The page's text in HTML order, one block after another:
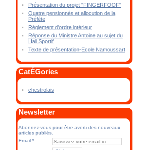
Présentation du projet "FINGERFOOF"
Quatre pensionnés et allocution de la
Préfète
Réglement d'ordre intérieur
Réponse du Ministre Antoine au sujet du
Hall Sportif
Texte de présentation-Ecole Namoussart
CatÉGories
chestrolais
Newsletter
Abonnez-vous pour être averti des nouveaux
articles publiés.
Email